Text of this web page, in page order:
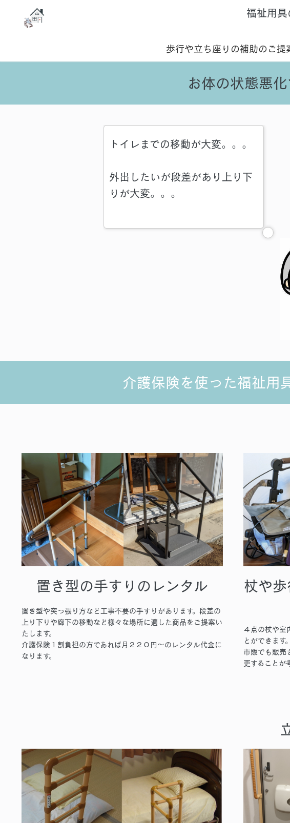
福祉用
歩行や立ち座りの補助のご提
お体の状態悪
トイレまでの移動が大変。。。
外出したいが段差があり上り下
りが大変。。。
介護保険を使った福祉用
置き型の手すりのレンタル
置き型や突っ張り方など工事不要の手すりがあります。段差の
上り下りや廊下の移動など様々な場所に適した商品をご提案い
たします。
介護保険１割負担の方であれば月２２０円～のレンタル代金に
なります。
杖や
４点の杖や室
とができます。
市販でも販売
更することが